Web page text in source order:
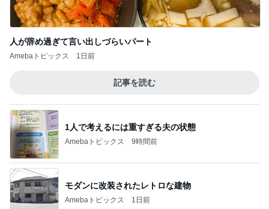
1人で考えるには重すぎる夫の状態
Amebaトピックス 9時間前
Amebaトピックス 1日前
ミスドで周りの興奮につられ購入
Amebaトピックス 1日前